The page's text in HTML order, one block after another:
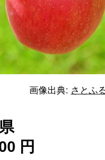
画像出典: さとふ
円